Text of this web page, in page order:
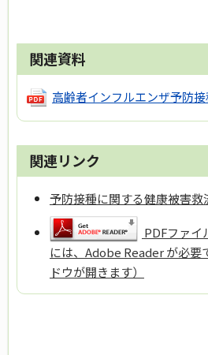
関連資料
高齢者インフルエンザ予防
関連リンク
予防接種に関する健康被害救
PDFファイ
には、Adobe Reader が必要
ドウが開きます）